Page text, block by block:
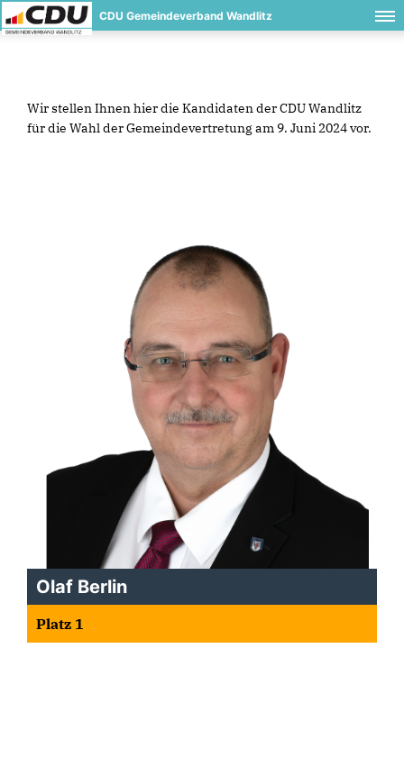
CDU Gemeindeverband Wandlitz
Wir stellen Ihnen hier die Kandidaten der CDU Wandlitz
für die Wahl der Gemeindevertretung am 9. Juni 2024 vor.
Olaf Berlin
Platz 1